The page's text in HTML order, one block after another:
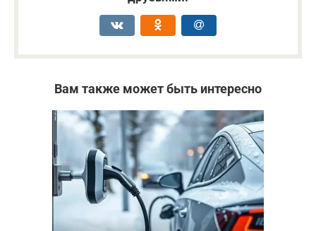
Вам также может быть интересно